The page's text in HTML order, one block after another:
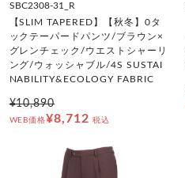
SBC2308-31_R
【SLIM TAPERED】【秋冬】0タ
ックテーパードパンツ/ブラウン×
グレンチェック/ウエストシャーリ
ング/ウォッシャブル/4S SUSTAI
NABILITY&ECOLOGY FABRIC
¥10,890
WEB価格¥8,712 税込